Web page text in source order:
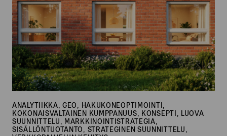
ANALYTIIKKA, GEO, HAKUKONEOPTIMOINTI,
KOKONAISVALTAINEN KUMPPANUUS, KONSEPTI, LUOVA
SUUNNITTELU, MARKKINOINTISTRATEGIA,
SISÄLLÖNTUOTANTO, STRATEGINEN SUUNNITTELU,